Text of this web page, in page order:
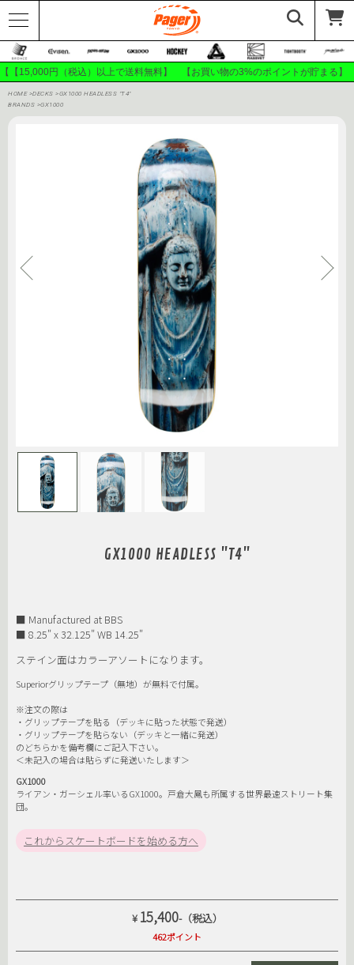
【【15,000円（税込）以上で送料無料】 【お買い物の3%のポイントが貯ま
HOME >DECKS >GX1000 HEADLESS "T4"
BRANDS >GX1000
GX1000 HEADLESS "T4"
■ Manufactured at BBS
■ 8.25" x 32.125" WB 14.25"
ステイン面はカラーアソートになります。
Superiorグリップテープ（無地）が無料で付属。
※注文の際は
・グリップテープを貼る（デッキに貼った状態で発送）
・グリップテープを貼らない（デッキと一緒に発送）
のどちらかを備考欄にご記入下さい。
＜未記入の場合は貼らずに発送いたします＞
GX1000
ライアン・ガーシェル率いるGX1000。戸倉大鳳も所属する世界最速ストリート集
団。
これからスケートボードを始める方へ
¥ 15,400-（税込）
462ポイント